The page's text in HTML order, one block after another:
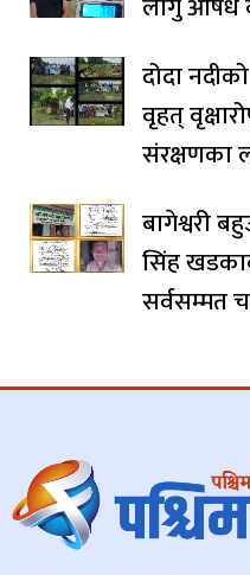
दोदा
वृहत्
संरक्षणका
बागेश्वरी
सिंह
सर्वसम्मत